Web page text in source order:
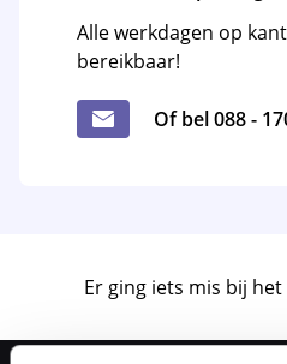
Alle werkdagen op
bereikbaar!
Of bel 088 -
Er ging iets mis bij